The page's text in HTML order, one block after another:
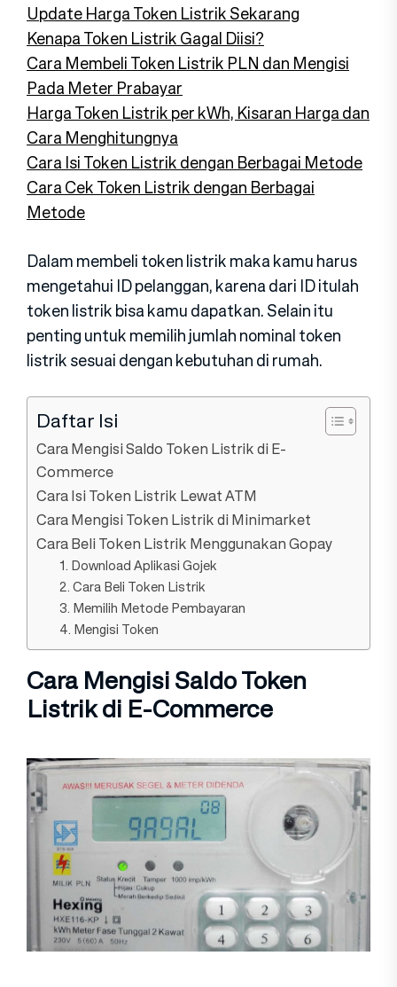
Update Harga Token Listrik Sekarang
Kenapa Token Listrik Gagal Diisi?
Cara Membeli Token Listrik PLN dan Mengisi
Pada Meter Prabayar
Harga Token Listrik per kWh, Kisaran Harga dan
Cara Menghitungnya
Cara Isi Token Listrik dengan Berbagai Metode
Cara Cek Token Listrik dengan Berbagai
Metode
Dalam membeli token listrik maka kamu harus
mengetahui ID pelanggan, karena dari ID itulah
token listrik bisa kamu dapatkan. Selain itu
penting untuk memilih jumlah nominal token
listrik sesuai dengan kebutuhan di rumah.
Daftar Isi
Cara Mengisi Saldo Token Listrik di E-
Commerce
Cara Isi Token Listrik Lewat ATM
Cara Mengisi Token Listrik di Minimarket
Cara Beli Token Listrik Menggunakan Gopay
1. Download Aplikasi Gojek
2. Cara Beli Token Listrik
3. Memilih Metode Pembayaran
4. Mengisi Token
Cara Mengisi Saldo Token
Listrik di E-Commerce